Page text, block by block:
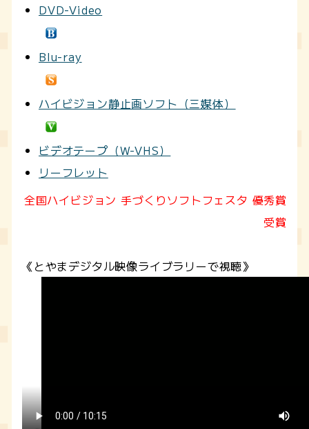
DVD-Video
Blu-ray
ハイビジョン静止画ソフト（三媒体）
ビデオテープ（W-VHS）
リーフレット
全国ハイビジョン 手づくりソフトフェスタ 優秀賞
受賞
《とやまデジタル映像ライブラリーで視聴》